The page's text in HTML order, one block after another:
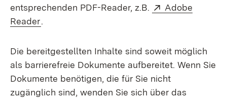
entsprechenden PDF-Reader, z.B.
Extern:
Adobe
Reader.
Die bereitgestellten Inhalte sind soweit möglich
als barrierefreie Dokumente aufbereitet. Wenn Sie
Dokumente benötigen, die für Sie nicht
zugänglich sind, wenden Sie sich über das